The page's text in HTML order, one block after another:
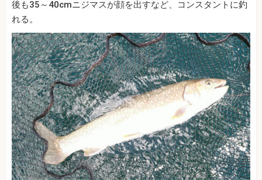
後も35～40cmニジマスが顔を出すなど、コンスタントに釣
れる。